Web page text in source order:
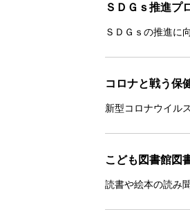
ＳＤＧｓ推進プ
ＳＤＧｓの推進に
コロナと戦う保
新型コロナウイル
こども図書館図
読書や絵本の読み